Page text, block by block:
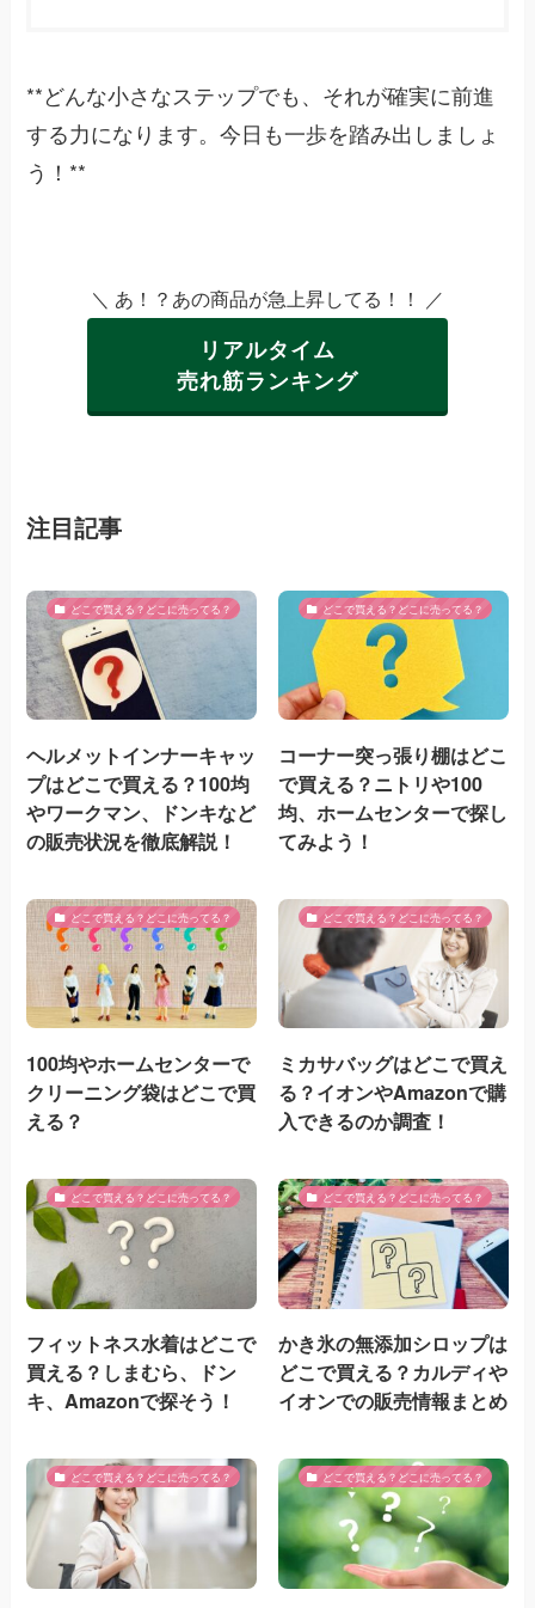
**どんな小さなステップでも、それが確実に前進
する力になります。今日も一歩を踏み出しましょ
う！**
＼ あ！？あの商品が急上昇してる！！ ／
リアルタイム
売れ筋ランキング
注目記事
どこで買える？どこに売ってる？
ヘルメットインナーキャッ
プはどこで買える？100均
やワークマン、ドンキなど
の販売状況を徹底解説！
どこで買える？どこに売ってる？
コーナー突っ張り棚はどこ
で買える？ニトリや100
均、ホームセンターで探し
てみよう！
どこで買える？どこに売ってる？
100均やホームセンターで
クリーニング袋はどこで買
える？
どこで買える？どこに売ってる？
ミカサバッグはどこで買え
る？イオンやAmazonで購
入できるのか調査！
どこで買える？どこに売ってる？
フィットネス水着はどこで
買える？しまむら、ドン
キ、Amazonで探そう！
どこで買える？どこに売ってる？
かき氷の無添加シロップは
どこで買える？カルディや
イオンでの販売情報まとめ
どこで買える？どこに売ってる？ どこで買える？どこに売ってる？